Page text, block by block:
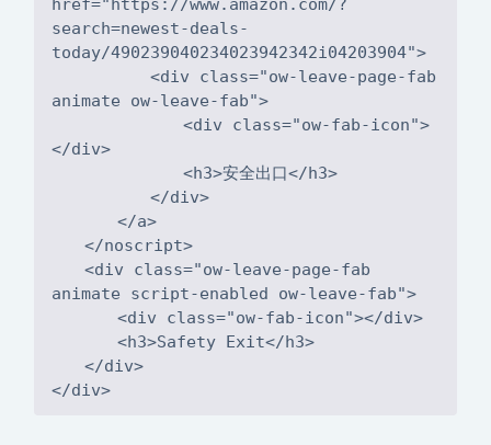
href="https://www.amazon.com/?
search=newest-deals-
<div class="ow-leave-page-fab
<div class="ow-fab-icon">
<div class="ow-leave-page-fab
</div>